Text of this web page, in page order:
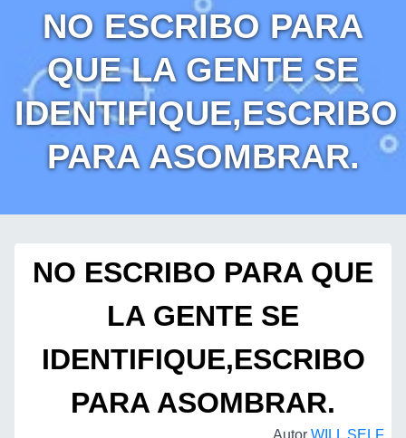
NO ESCRIBO PARA
QUE LA GENTE SE
IDENTIFIQUE,ESCRIBO
PARA ASOMBRAR.
NO ESCRIBO PARA QUE
LA GENTE SE
IDENTIFIQUE,ESCRIBO
PARA ASOMBRAR.
Autor WILL SELF